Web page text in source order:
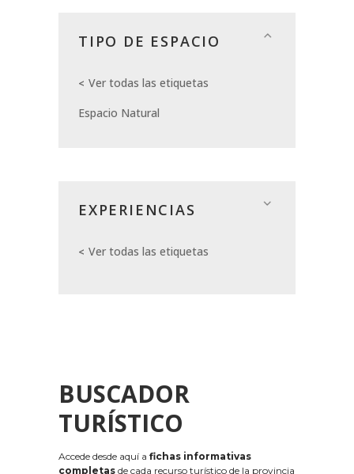
TIPO DE ESPACIO
Ver todas las etiquetas
Espacio Natural
EXPERIENCIAS
Ver todas las etiquetas
BUSCADOR
TURÍSTICO
Accede desde aquí a fichas informativas
completas de cada recurso turístico de la provincia